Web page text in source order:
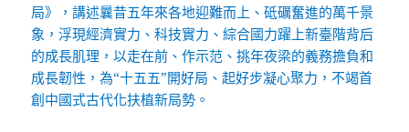
局》，講述曩昔五年來各地迎難而上、砥礪奮進的萬千景
象，浮現經濟實力、科技實力、綜合國力躍上新臺階背后
的成長肌理，以走在前、作示范、挑年夜梁的義務擔負和
成長韌性，為“十五五”開好局、起好步凝心聚力，不竭首
創中國式古代化扶植新局勢。